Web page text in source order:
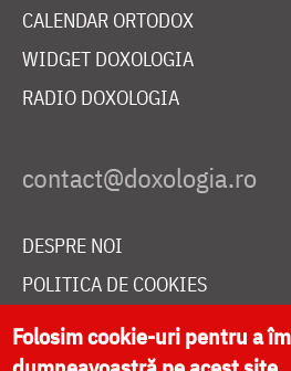
CALENDAR ORTODOX
WIDGET DOXOLOGIA
RADIO DOXOLOGIA
DESPRE NOI
POLITICA DE COOKIES
DONEAZĂ ONLINE PENTRU
Folosim cookie-uri pentru a